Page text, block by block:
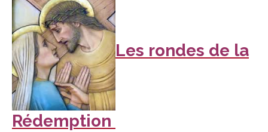
Les rondes de la
Rédemption